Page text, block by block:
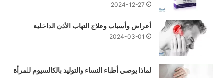
2024-12-27
أعراض وأسباب وعلاج التهاب الأذن الداخلية
2024-03-01
لماذا يوصي أطباء النساء والتوليد بالكالسيوم للمرأة